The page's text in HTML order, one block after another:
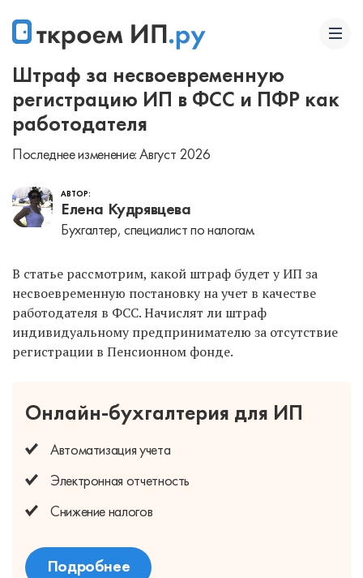
Штраф за несвоевременную
регистрацию ИП в ФСС и ПФР как
работодателя
Последнее изменение: Август 2026
АВТОР:
Елена Кудрявцева
Бухгалтер, специалист по налогам.
В статье рассмотрим, какой штраф будет у ИП за
несвоевременную постановку на учет в качестве
работодателя в ФСС. Начислят ли штраф
индивидуальному предпринимателю за отсутствие
регистрации в Пенсионном фонде.
Онлайн-бухгалтерия для ИП
Автоматизация учета
Электронная отчетность
Снижение налогов
Подробнее